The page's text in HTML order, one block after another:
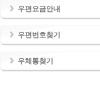
우편요금안내
우편번호찾기
우체통찾기